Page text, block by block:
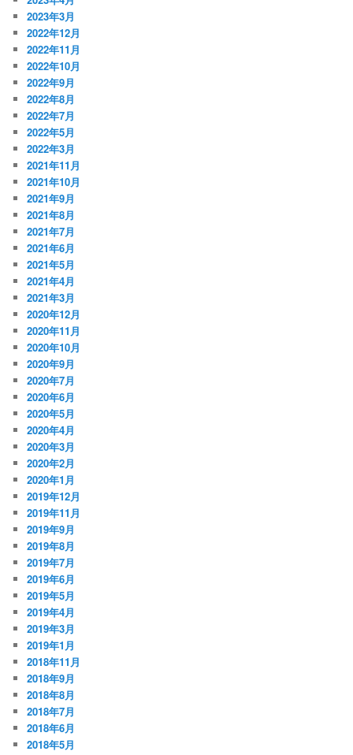
2023年3月
2022年12月
2022年11月
2022年10月
2022年9月
2022年8月
2022年7月
2022年5月
2022年3月
2021年11月
2021年10月
2021年9月
2021年8月
2021年7月
2021年6月
2021年5月
2021年4月
2021年3月
2020年12月
2020年11月
2020年10月
2020年9月
2020年7月
2020年6月
2020年5月
2020年4月
2020年3月
2020年2月
2020年1月
2019年12月
2019年11月
2019年9月
2019年8月
2019年7月
2019年6月
2019年5月
2019年4月
2019年3月
2019年1月
2018年11月
2018年9月
2018年8月
2018年7月
2018年6月
2018年5月